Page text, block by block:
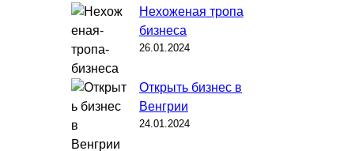
Нехоженая тропа
бизнеса
26.01.2024
Открыть бизнес в
Венгрии
24.01.2024